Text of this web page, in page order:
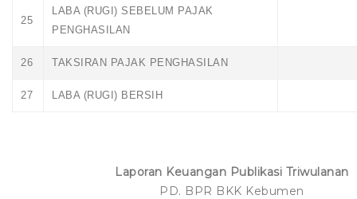
25
LABA (RUGI) SEBELUM PAJAK
PENGHASILAN
26 TAKSIRAN PAJAK PENGHASILAN
27 LABA (RUGI) BERSIH
Laporan Keuangan Publikasi Triwulanan
PD. BPR BKK Kebumen